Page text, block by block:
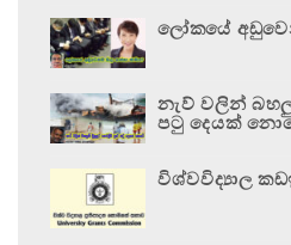
ලෝකයේ
නැව් වලින්
පටු දෙයක්
විශ්වවිද්‍යාල